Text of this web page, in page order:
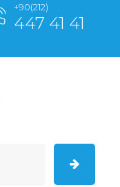
+90(212)
447 41 41